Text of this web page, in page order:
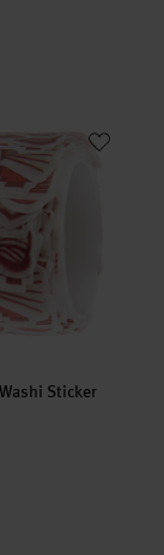
ItWashi Sticker
Sticker